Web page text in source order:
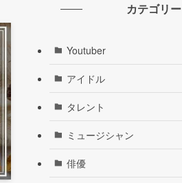
カテゴリー
Youtuber
アイドル
タレント
ミュージシャン
俳優